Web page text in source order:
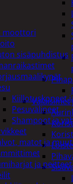
moottori
sisäpuhdistus
Kiillotuskoneet
Pesuvälineet
Shampoot ja
matot ja
ja peitteet